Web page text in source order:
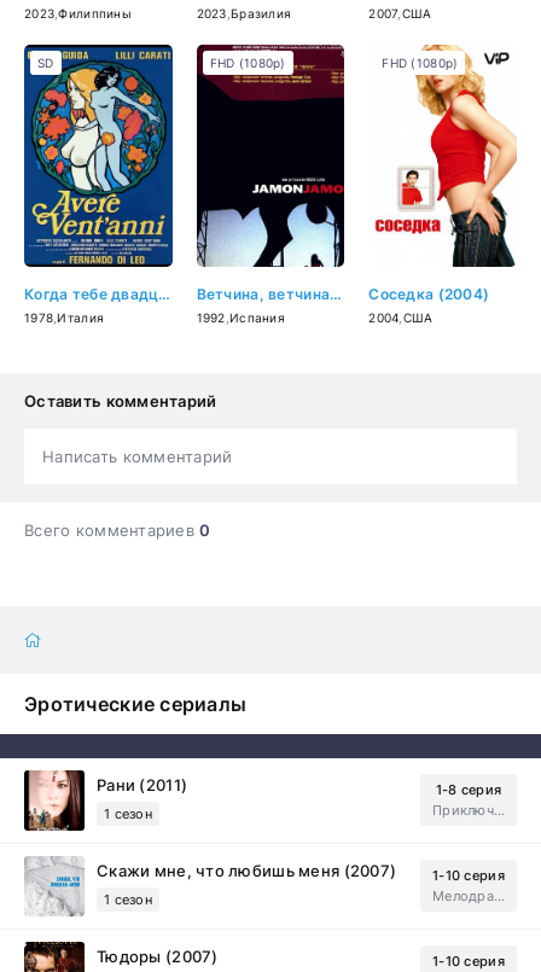
2023 ,Филиппины 2023 ,Бразилия 2007 США
Когда тебе двадцать (1978)
1978 ,Италия
SD
Ветчина, ветчина (1992)
1992 ,Испания
FHD (1080p)
Соседка (2004)
2004 США
FHD (1080p)
Оставить комментарий
Написать комментарий
Всего комментариев0
Эротические сериалы
Рани (2011)
1 сезон
1-8 серия
Приключения, Зарубежный, Мелодрама
Скажи мне, что любишь меня (2007)
1 сезон
1-10 серия
Мелодрама, Драма
Тюдоры (2007)
1-10 серия